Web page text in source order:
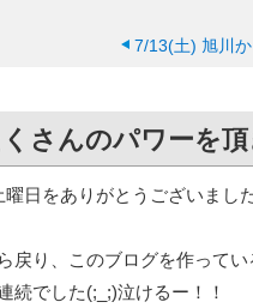
7/13(土) 旭川
さんのパワーを
日をありがとうございまし
戻り、このブログを作ってい
続でした(;_;)泣けるー！！